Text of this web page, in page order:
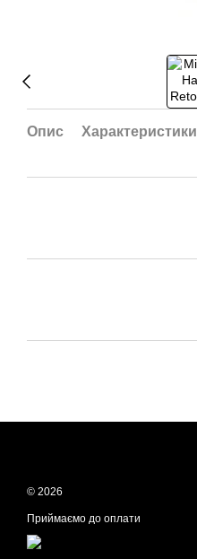
Опис Характеристики
© 2026
Приймаємо до оплати